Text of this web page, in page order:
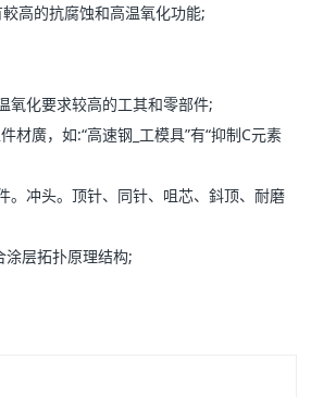
高的抗腐蚀和高温氧化功能;
氧化要求较高的工其和零部件;
材廣，如:“高速钢_工模具”有“抑制C元素
。冲头。顶针、同针、咀芯、鈄顶、耐磨
层拓扑原理结构;